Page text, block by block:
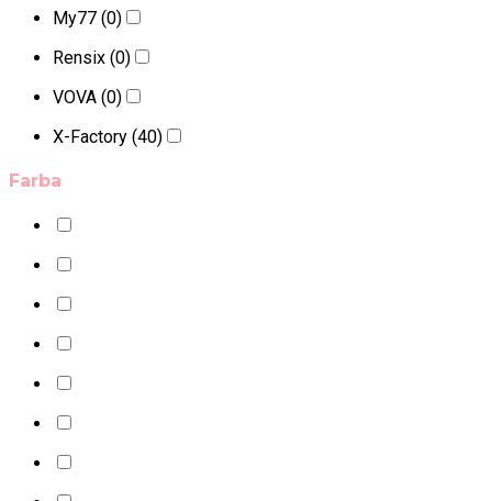
My77 (0)
Rensix (0)
VOVA (0)
X-Factory (40)
Farba